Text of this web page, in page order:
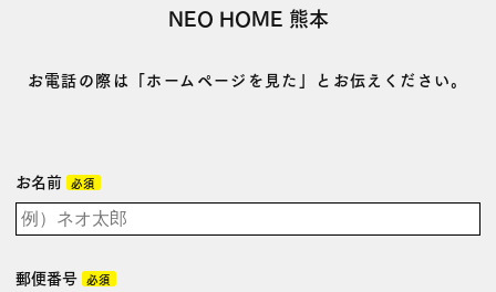
NEO HOME 熊本
お電話の際は「ホームページを見た」とお伝えください。
お名前 必須
郵便番号 必須